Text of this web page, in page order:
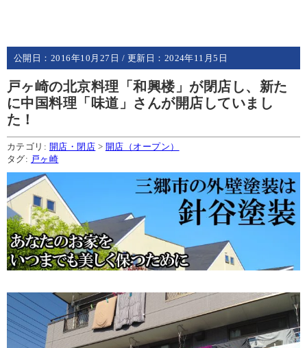
公開日： 2016年10月27日 / 更新日： 2024年11月5日
戸ヶ崎の北京料理「和興楼」が閉店し、新た
に中国料理「味道」さんが開店していまし
た！
カテゴリ: 開店・閉店 > 開店（オープン）
タグ: 戸ヶ崎